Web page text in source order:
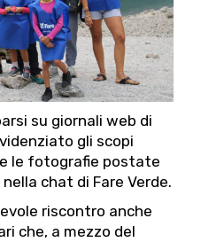
su giornali web di
gli scopi
le fotografie postate
chat di Fare Verde.
riscontro anche
che, a mezzo del